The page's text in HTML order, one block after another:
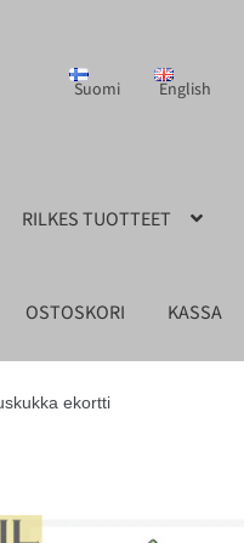
Suomi English
RILKES TUOTTEET
OSTOSKORI KASSA
ekortti